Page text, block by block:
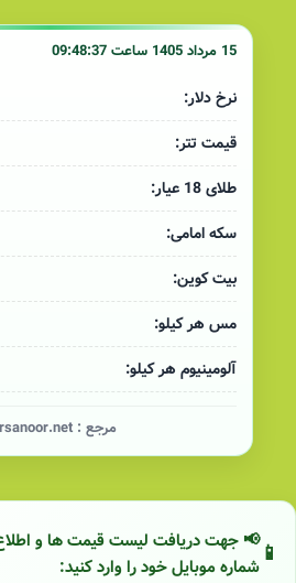
15 مرداد 1405 ساعت 09:48:37
نرخ دلار:
قیمت تتر:
طلای 18 عیار:
سکه امامی:
بیت کوین:
مس هر کیلو:
آلومینیوم هر کیلو:
مرجع :
📢 جهت دریافت لیست قیمت ها و
شماره موبایل خود را وارد کنید: